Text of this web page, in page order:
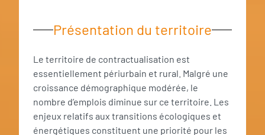
Présentation du territoire
Le territoire de contractualisation est
essentiellement périurbain et rural. Malgré une
croissance démographique modérée, le
nombre d’emplois diminue sur ce territoire. Les
enjeux relatifs aux transitions écologiques et
énergétiques constituent une priorité pour les